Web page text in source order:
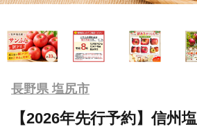
長野県 塩尻市
【2026年先行予約】信州